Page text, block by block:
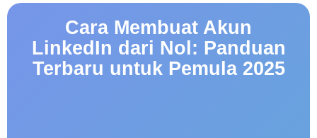
Cara Membuat Akun
LinkedIn dari Nol: Panduan
Terbaru untuk Pemula 2025